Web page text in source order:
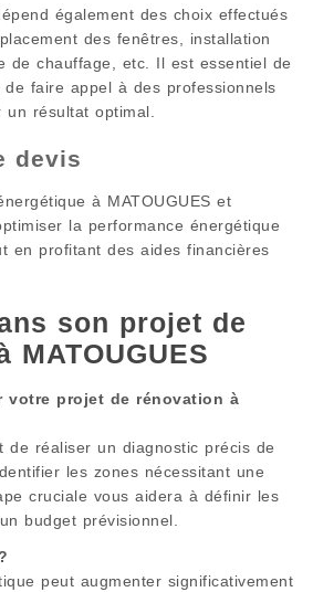
également des choix effectués
des fenêtres, installation
de chauffage, etc. Il est essentiel de
faire appel à des professionnels
résultat optimal.
devis
à MATOUGUES et
la performance énergétique
en profitant des aides financières
son projet de
MATOUGUES
votre projet de rénovation à
de réaliser un diagnostic précis de
les zones nécessitant une
cruciale vous aidera à définir les
budget prévisionnel.
peut augmenter significativement